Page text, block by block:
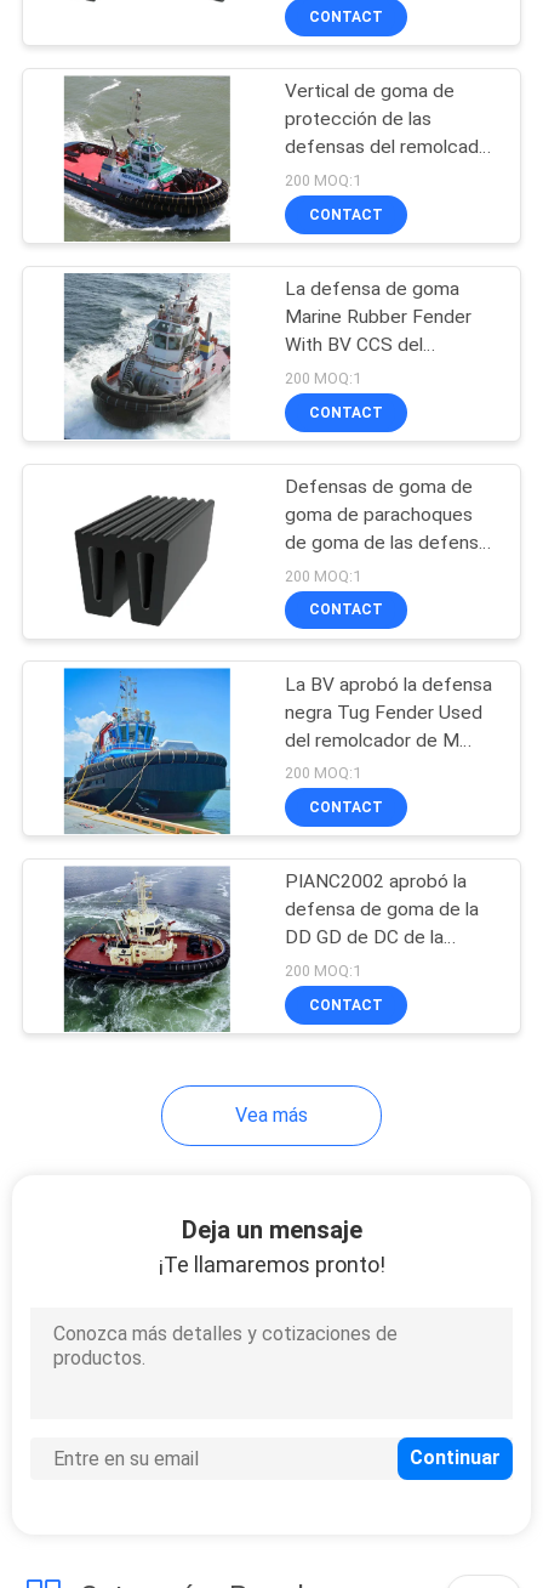
PRIVACY
POLICY
Defensa llenada
espuma
34
Marine Dock Fender
Defensa de goma
de la nave
Barrera del rodillo
de camino
Cadena de ancla de
contención del
modificó tamaños para
requisitos particulares
CONTACT
Vertical de goma de
protección de las
defensas del remolcador
W de la nave usada para
el STS
200 MOQ:1
CONTACT
La defensa de goma
Marine Rubber Fender
With BV CCS del
remolcador aprobó
200 MOQ:1
CONTACT
Defensas de goma de
goma de parachoques
de goma de las defensas
D de la nave W cilíndricas
200 MOQ:1
CONTACT
La BV aprobó la defensa
negra Tug Fender Used
del remolcador de M
Type Rubber Fenders
para el STS
200 MOQ:1
CONTACT
PIANC2002 aprobó la
defensa de goma de la
DD GD de DC de la
defensa con el
certificado de la tercer
persona usado para el
200 MOQ:1
CONTACT
Vea más
Deja un mensaje
¡Te llamaremos pronto!